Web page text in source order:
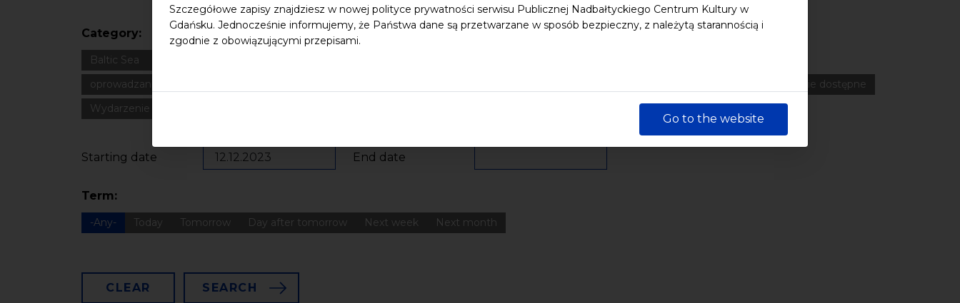
Szczegółowe zapisy znajdziesz w nowej polityce prywatności serwisu Publicznej Nadbałtyckiego Centrum Kultury w
Gdańsku. Jednocześnie informujemy, że Państwa dane są przetwarzane w sposób bezpieczny, z należytą starannością i
zgodnie z obowiązującymi przepisami.
Go to the website
Category:
Baltic Sea
oprowadzanie
wydarzenie dostępne
Wydarzenie zewnętrzne
Starting date End date
Term:
-Any- Today Tomorrow Day after tomorrow Next week Next month
CLEAR SEARCH